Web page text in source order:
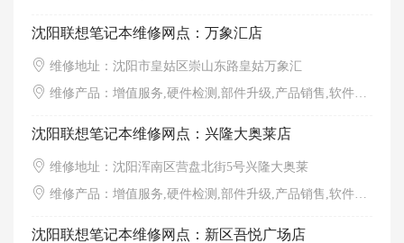
沈阳联想笔记本维修网点：万象汇店
维修地址：沈阳市皇姑区崇山东路皇姑万象汇
维修产品：增值服务,硬件检测,部件升级,产品销售,软件调试,外观清洁
沈阳联想笔记本维修网点：兴隆大奥莱店
维修地址：沈阳浑南区营盘北街5号兴隆大奥莱
维修产品：增值服务,硬件检测,部件升级,产品销售,软件调试,外观清洁
沈阳联想笔记本维修网点：新区吾悦广场店